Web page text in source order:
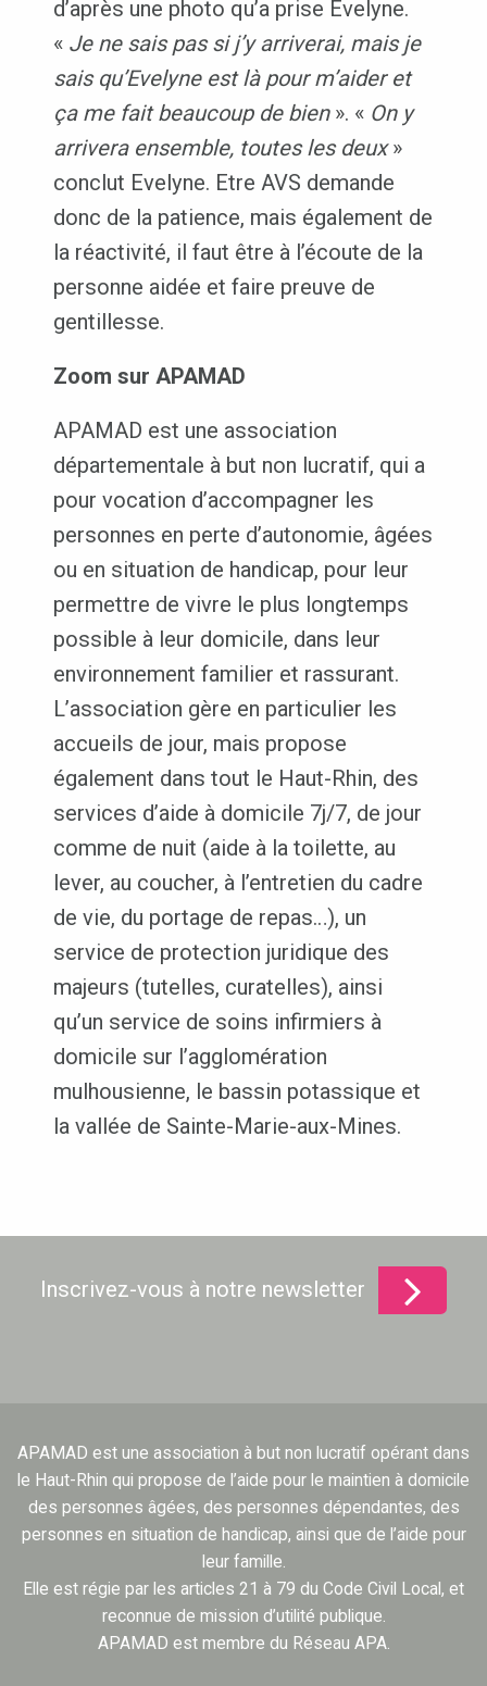
d’après une photo qu’a prise Evelyne.
« Je ne sais pas si j’y arriverai, mais je
sais qu’Evelyne est là pour m’aider et
ça me fait beaucoup de bien». « On y
arrivera ensemble, toutes les deux»
conclut Evelyne. Etre AVS demande
donc de la patience, mais également de
la réactivité, il faut être à l’écoute de la
personne aidée et faire preuve de
gentillesse.
Zoom sur APAMAD
APAMAD est une association
départementale à but non lucratif, qui a
pour vocation d’accompagner les
personnes en perte d’autonomie, âgées
ou en situation de handicap, pour leur
permettre de vivre le plus longtemps
possible à leur domicile, dans leur
environnement familier et rassurant.
L’association gère en particulier les
accueils de jour, mais propose
également dans tout le Haut-Rhin, des
services d’aide à domicile 7j/7, de jour
comme de nuit (aide à la toilette, au
lever, au coucher, à l’entretien du cadre
de vie, du portage de repas…), un
service de protection juridique des
majeurs (tutelles, curatelles), ainsi
qu’un service de soins infirmiers à
domicile sur l’agglomération
mulhousienne, le bassin potassique et
la vallée de Sainte-Marie-aux-Mines.
Inscrivez-vous à notre newsletter
APAMAD est une association à but non lucratif opérant dans
le Haut-Rhin qui propose de l’aide pour le maintien à domicile
des personnes âgées, des personnes dépendantes, des
personnes en situation de handicap, ainsi que de l’aide pour
leur famille.
Elle est régie par les articles 21 à 79 du Code Civil Local, et
reconnue de mission d’utilité publique.
APAMAD est membre du Réseau APA.